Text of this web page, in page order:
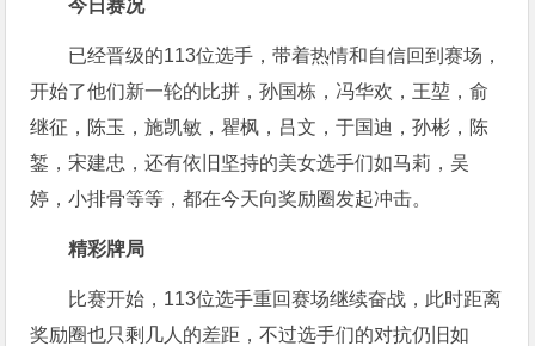
今日赛况
已经晋级的113位选手，带着热情和自信回到赛场，
开始了他们新一轮的比拼，孙国栋，冯华欢，王堃，俞
继征，陈玉，施凯敏，瞿枫，吕文，于国迪，孙彬，陈
錾，宋建忠，还有依旧坚持的美女选手们如马莉，吴
婷，小排骨等等，都在今天向奖励圈发起冲击。
精彩牌局
比赛开始，113位选手重回赛场继续奋战，此时距离
奖励圈也只剩几人的差距，不过选手们的对抗仍旧如